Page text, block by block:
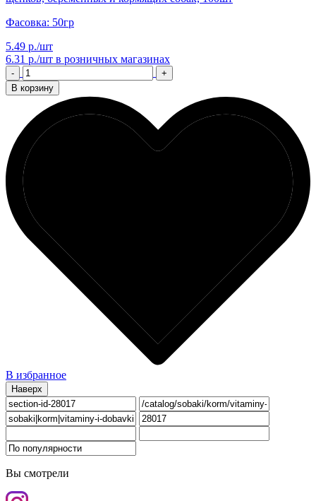
Фасовка: 50гр
5.49 р./шт
6.31 р./шт в розничных магазинах
-
+
В корзину
В избранное
Наверх
Вы смотрели